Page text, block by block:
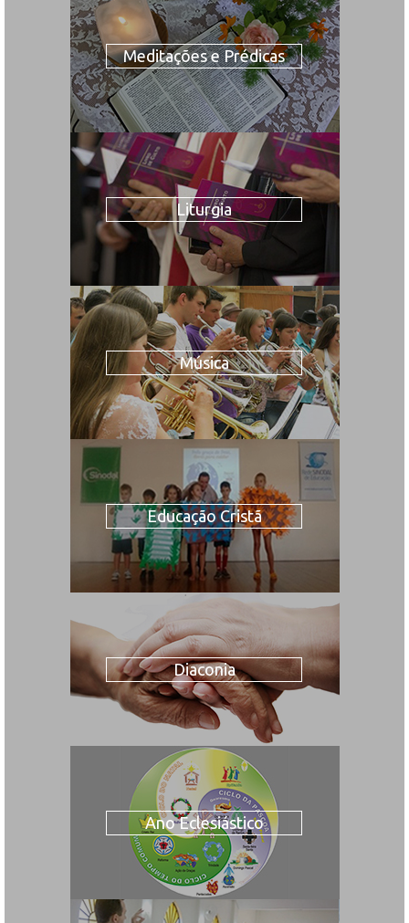
Meditações e Prédicas
Liturgia
Música
Educação Cristã
Diaconia
Ano Eclesiástico